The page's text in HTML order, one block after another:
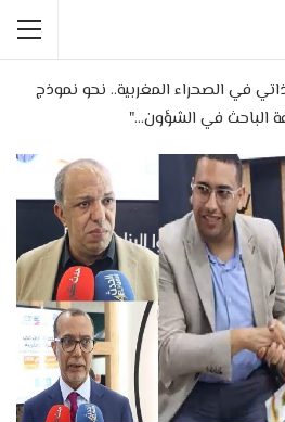
في الصحراء المغربية.. نحو نموذج
الباحث في الشؤون…"